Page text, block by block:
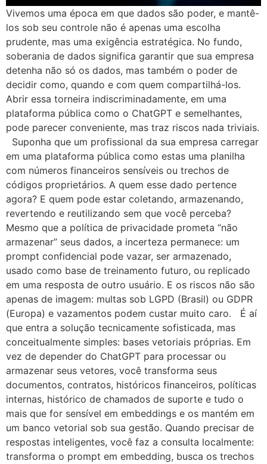
Vivemos uma época em que dados são poder, e mantê-
los sob seu controle não é apenas uma escolha
prudente, mas uma exigência estratégica. No fundo,
soberania de dados significa garantir que sua empresa
detenha não só os dados, mas também o poder de
decidir como, quando e com quem compartilhá-los.
Abrir essa torneira indiscriminadamente, em uma
plataforma pública como o ChatGPT e semelhantes,
pode parecer conveniente, mas traz riscos nada triviais.
Suponha que um profissional da sua empresa carregar
em uma plataforma pública como estas uma planilha
com números financeiros sensíveis ou trechos de
códigos proprietários. A quem esse dado pertence
agora? E quem pode estar coletando, armazenando,
revertendo e reutilizando sem que você perceba?
Mesmo que a política de privacidade prometa “não
armazenar” seus dados, a incerteza permanece: um
prompt confidencial pode vazar, ser armazenado,
usado como base de treinamento futuro, ou replicado
em uma resposta de outro usuário. E os riscos não são
apenas de imagem: multas sob LGPD (Brasil) ou GDPR
(Europa) e vazamentos podem custar muito caro. É aí
que entra a solução tecnicamente sofisticada, mas
conceitualmente simples: bases vetoriais próprias. Em
vez de depender do ChatGPT para processar ou
armazenar seus vetores, você transforma seus
documentos, contratos, históricos financeiros, políticas
internas, histórico de chamados de suporte e tudo o
mais que for sensível em embeddings e os mantém em
um banco vetorial sob sua gestão. Quando precisar de
respostas inteligentes, você faz a consulta localmente:
transforma o prompt em embedding, busca os trechos